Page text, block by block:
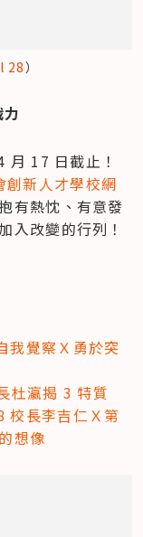
28）
17 日截止！
新人才學校網
有熱忱、有意發
入改變的行列！
我覺察Ｘ勇於突
杜瀛揭 3 特質
校長李吉仁Ｘ第
想像